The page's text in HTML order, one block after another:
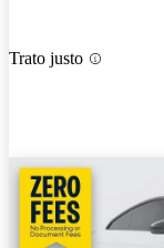
Trato justo